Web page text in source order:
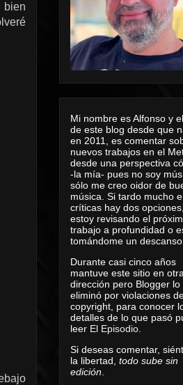
bien
Mi nombre es Alfonso y
de este blog desde que
en 2011, es comentar
nuevos trabajos en el
desde una perspectiva
-la mía- pues no soy
sólo me creo oidor de
música. Si tardo mucho
críticas hay dos
estoy revisando el
trabajo a profundidad o
tomándome un
Durante casi cinco años
mantuve este sitio en
dirección pero Blogger lo
eliminó por violaciones
copyright, para conocer
detalles de lo que pasó
leer El Episodio
Si deseas comentar,
la libertad, todo sube sin
edición